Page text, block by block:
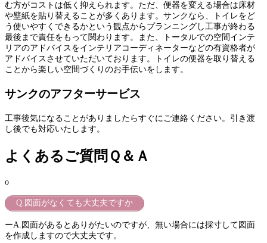
む方がコストは低く抑えられます。ただ、便器を変える場合は床材
や壁紙を貼り替えることが多くあります。サンクなら、トイレをど
う使いやすくできるかという観点からプランニングし工事が終わる
最後まで責任をもって関わります。また、トータルでの空間インテ
リアのアドバイスをインテリアコーディネーターなどの有資格者が
アドバイスさせていただいております。トイレの便器を取り替える
ことから楽しい空間づくりのお手伝いをします。
サンクのアフターサービス
工事後気になることがありましたらすぐにご連絡ください。引き渡
し後でも対応いたします。
よくあるご質問Ｑ＆Ａ
o
Q.図面がなくても大丈夫ですか
ーA.図面があるとありがたいのですが、無い場合には採寸して図面
を作成しますので大丈夫です。